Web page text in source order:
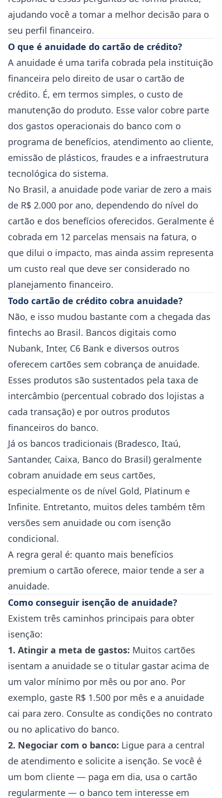
ajudando você a tomar a melhor decisão para o
seu perfil financeiro.
O que é anuidade do cartão de crédito?
A anuidade é uma tarifa cobrada pela instituição
financeira pelo direito de usar o cartão de
crédito. É, em termos simples, o custo de
manutenção do produto. Esse valor cobre parte
dos gastos operacionais do banco com o
programa de benefícios, atendimento ao cliente,
emissão de plásticos, fraudes e a infraestrutura
tecnológica do sistema.
No Brasil, a anuidade pode variar de zero a mais
de R$ 2.000 por ano, dependendo do nível do
cartão e dos benefícios oferecidos. Geralmente é
cobrada em 12 parcelas mensais na fatura, o
que dilui o impacto, mas ainda assim representa
um custo real que deve ser considerado no
planejamento financeiro.
Todo cartão de crédito cobra anuidade?
Não, e isso mudou bastante com a chegada das
fintechs ao Brasil. Bancos digitais como
Nubank, Inter, C6 Bank e diversos outros
oferecem cartões sem cobrança de anuidade.
Esses produtos são sustentados pela taxa de
intercâmbio (percentual cobrado dos lojistas a
cada transação) e por outros produtos
financeiros do banco.
Já os bancos tradicionais (Bradesco, Itaú,
Santander, Caixa, Banco do Brasil) geralmente
cobram anuidade em seus cartões,
especialmente os de nível Gold, Platinum e
Infinite. Entretanto, muitos deles também têm
versões sem anuidade ou com isenção
condicional.
A regra geral é: quanto mais benefícios
premium o cartão oferece, maior tende a ser a
anuidade.
Como conseguir isenção de anuidade?
Existem três caminhos principais para obter
isenção:
1. Atingir a meta de gastos: Muitos cartões
isentam a anuidade se o titular gastar acima de
um valor mínimo por mês ou por ano. Por
exemplo, gaste R$ 1.500 por mês e a anuidade
cai para zero. Consulte as condições no contrato
ou no aplicativo do banco.
2. Negociar com o banco: Ligue para a central
de atendimento e solicite a isenção. Se você é
um bom cliente — paga em dia, usa o cartão
regularmente — o banco tem interesse em